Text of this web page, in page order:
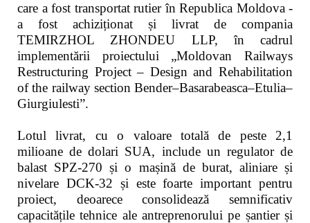
care a fost transportat rutier în Republica Moldova -
a fost achiziționat și livrat de compania
TEMIRZHOL ZHONDEU LLP, în cadrul
implementării proiectului „Moldovan Railways
Restructuring Project – Design and Rehabilitation
of the railway section Bender–Basarabeasca–Etulia–
Giurgiulesti”.
Lotul livrat, cu o valoare totală de peste 2,1
milioane de dolari SUA, include un regulator de
balast SPZ-270 și o mașină de burat, aliniare și
nivelare DCK-32 și este foarte important pentru
proiect, deoarece consolidează semnificativ
capacitățile tehnice ale antreprenorului pe șantier și